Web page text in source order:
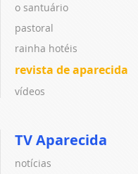
o santuário
pastoral
rainha hotéis
revista de aparecida
vídeos
TV Aparecida
notícias